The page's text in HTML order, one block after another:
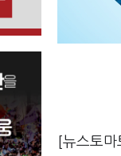
[뉴스토